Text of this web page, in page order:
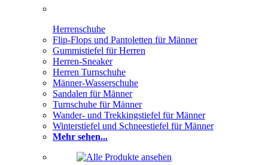
Herrenschuhe
Flip-Flops und Pantoletten für Männer
Gummistiefel für Herren
Herren-Sneaker
Herren Turnschuhe
Männer-Wasserschuhe
Sandalen für Männer
Turnschuhe für Männer
Wander- und Trekkingstiefel für Männer
Winterstiefel und Schneestiefel für Männer
Mehr sehen...